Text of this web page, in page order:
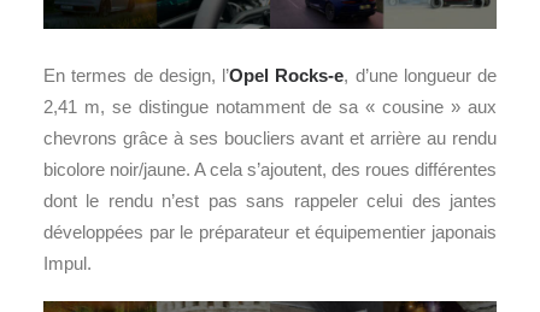
En termes de design, l’Opel Rocks-e, d’une longueur de
2,41 m, se distingue notamment de sa « cousine » aux
chevrons grâce à ses boucliers avant et arrière au rendu
bicolore noir/jaune. A cela s’ajoutent, des roues différentes
dont le rendu n’est pas sans rappeler celui des jantes
développées par le préparateur et équipementier japonais
Impul.